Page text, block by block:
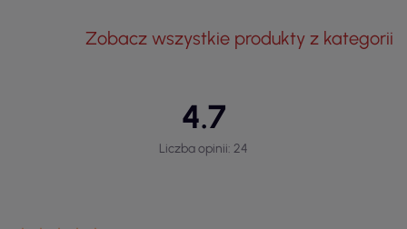
Zobacz wszystkie produkty z kategorii
4.7
Liczba opinii: 24